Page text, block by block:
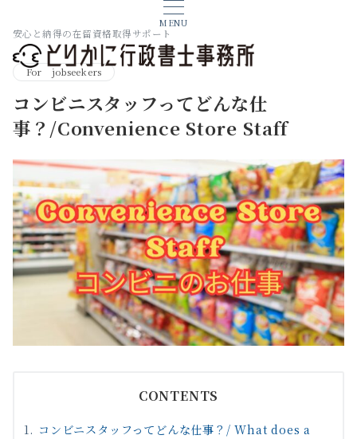
MENU
安心と納得の在留資格取得サポート
For jobseekers
コンビニスタッフってどんな仕
事？/Convenience Store Staff
CONTENTS
コンビニスタッフってどんな仕事？/ What does a